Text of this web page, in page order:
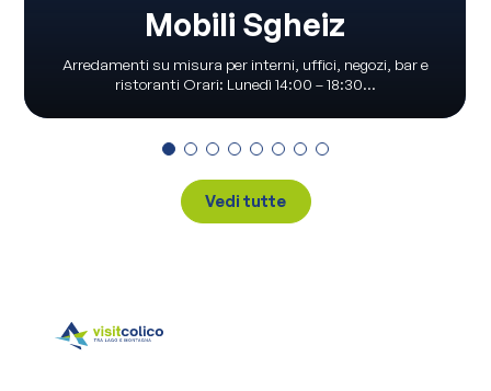
Mobili Sgheiz
Arredamenti su misura per interni, uffici, negozi, bar e
ristoranti Orari: Lunedì 14:00 – 18:30...
Vedi tutte